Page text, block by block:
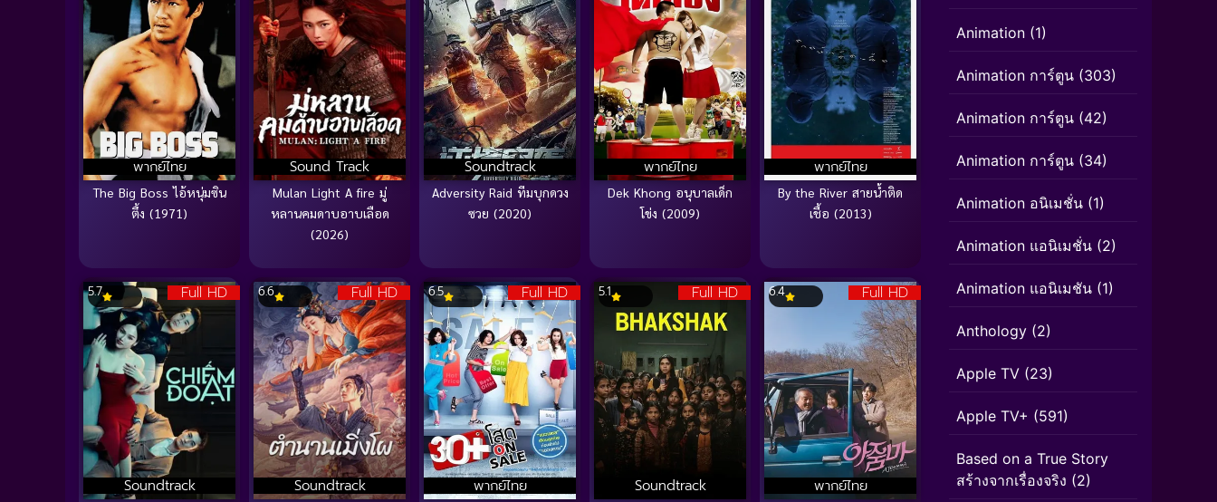
พากย์ไทย
The Big Boss ไอ้หนุ่มซิน
ตึ้ง (1971)
Sound Track
Mulan Light A fire มู่
หลานคมดาบอาบเลือด
(2026)
Soundtrack
Adversity Raid ทีมบุกดวง
ซวย (2020)
พากย์ไทย
Dek Khong อนุบาลเด็ก
โข่ง (2009)
พากย์ไทย
By the River สายน้ำติด
เชื้อ (2013)
Full HD
Soundtrack
5.7 Full HD
Soundtrack
6.6 Full HD
พากย์ไทย
6.5 Full HD
Soundtrack
5.1 Full HD
พากย์ไทย
6.4
Animation (1)
Animation การ์ตูน (303)
Animation การ์ตูน (42)
Animation การ์ตูน (34)
Animation อนิเมชั่น (1)
Animation แอนิเมชั่น (2)
Animation แอนิเมชัน (1)
Anthology (2)
Apple TV (23)
Apple TV+ (591)
Based on a True Story
สร้างจากเรื่องจริง (2)